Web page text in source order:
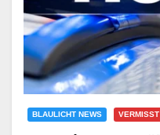
BLAULICHT NEWS VERMISST